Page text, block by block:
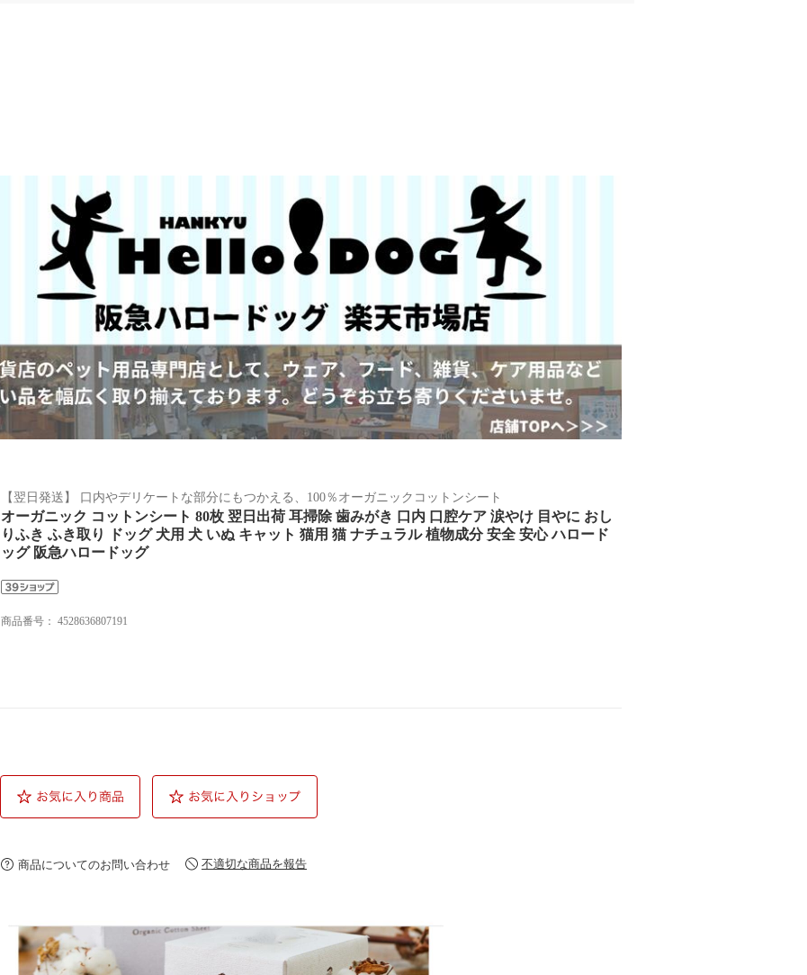
【翌日発送】 口内やデリケートな部分にもつかえる、100％オーガニックコットンシート
オーガニック コットンシート 80枚 翌日出荷 耳掃除 歯みがき 口内 口腔ケア 涙やけ 目やに おし
りふき ふき取り ドッグ 犬用 犬 いぬ キャット 猫用 猫 ナチュラル 植物成分 安全 安心 ハロード
ッグ 阪急ハロードッグ
商品番号： 4528636807191
商品についてのお問い合わせ 不適切な商品を報告